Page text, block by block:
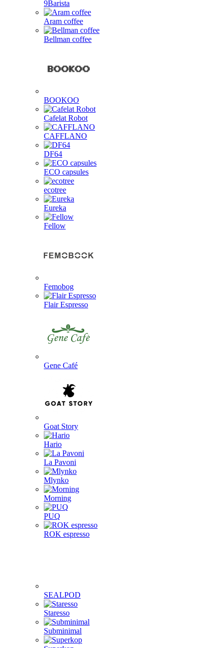
9Barista
Aram coffee
Bellman coffee
BOOKOO
Cafelat Robot
CAFFLANO
DF64
ECO capsules
ecotree
Eureka
Fellow
Femobog
Flair Espresso
Gene Café
Goat Story
Hario
La Pavoni
Mlynko
Morning
PUQ
ROK espresso
SEALPOD
Staresso
Subminimal